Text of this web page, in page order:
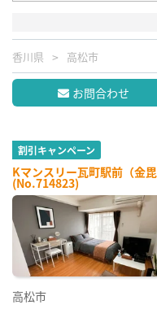
香川県 高松市
お問合わせ
割引キャンペーン
Kマンスリー瓦町駅前（金
(No.714823)
高松市